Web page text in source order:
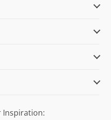
Inspiration: